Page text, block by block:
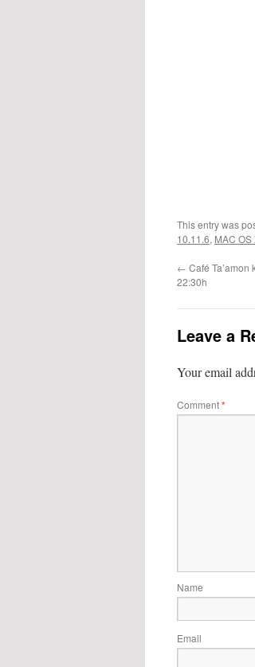
This entry was
10.11.6, MAC OS
← Café
22:30h
Leave a
Your email
Comment*
Name
Email